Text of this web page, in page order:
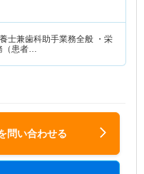
士兼歯科助手業務全般 ・栄
（患者…
問い合わせる